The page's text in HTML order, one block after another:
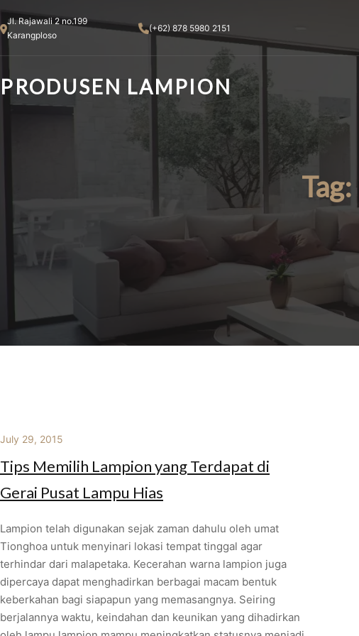
to
content
Jl. Rajawali 2 no.199
Karangploso
(+62) 878 5980 2151
PRODUSEN LAMPION
Tag:
July 29, 2015
Tips Memilih Lampion yang Terdapat di
Gerai Pusat Lampu Hias
Lampion telah digunakan sejak zaman dahulu oleh umat
Tionghoa untuk menyinari lokasi tempat tinggal agar
terhindar dari malapetaka. Kecerahan warna lampion juga
dipercaya dapat menghadirkan berbagai macam bentuk
keberkahan bagi siapapun yang memasangnya. Seiring
berjalannya waktu, keindahan dan keunikan yang dihadirkan